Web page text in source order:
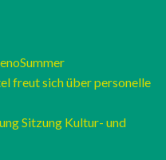
freut sich über personelle
Sitzung Kultur- und